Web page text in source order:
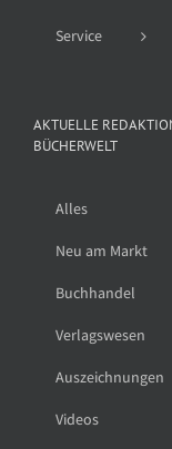
Service
AKTUELLE
BÜCHERWELT
Alles
Neu am Markt
Buchhandel
Verlagswesen
Auszeichnungen
Videos